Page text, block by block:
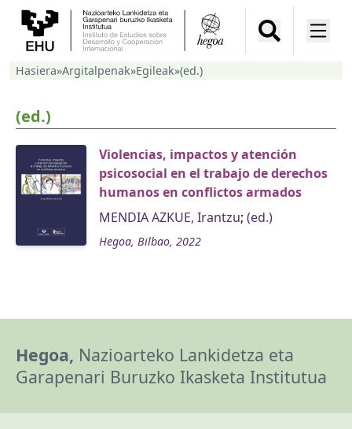
Hasiera»Argitalpenak»Egileak»(ed.)
(ed.)
Violencias, impactos y atención
psicosocial en el trabajo de derechos
humanos en conflictos armados
MENDIA AZKUE, Irantzu; (ed.)
Hegoa, Bilbao, 2022
Hegoa, Nazioarteko Lankidetza eta
Garapenari Buruzko Ikasketa Institutua